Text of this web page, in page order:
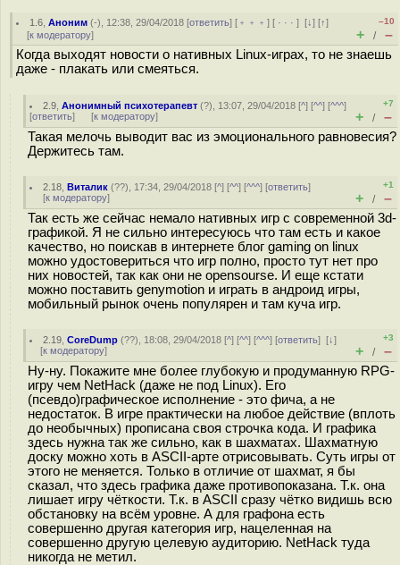
1.6 ,Аноним (-), 12:38, 29/04/2018 [ответить] [ ﹢﹢﹢] [ · · ·][↓] [↑]
[к модератору]
–10
+ / –
Когда выходят новости о нативных Linux-играх, то не знаешь
даже - плакать или смеяться.
2.9 ,Анонимный психотерапевт (?), 13:07, 29/04/2018 [^] [^^] [^^^]
[ответить] [к модератору]
+7
+ / –
Такая мелочь выводит вас из эмоционального равновесия?
Держитесь там.
2.18 ,Виталик (??), 17:34, 29/04/2018 [^] [^^] [^^^] [ответить]
[к модератору]
+1
+ / –
Так есть же сейчас немало нативных игр с современной 3d-
графикой. Я не сильно интересуюсь что там есть и какое
качество, но поискав в интернете блог gaming on linux
можно удостовериться что игр полно, просто тут нет про
них новостей, так как они не opensourse. И еще кстати
можно поставить genymotion и играть в андроид игры,
мобильный рынок очень популярен и там куча игр.
2.19 ,CoreDump (??), 18:08, 29/04/2018 [^] [^^] [^^^] [ответить][↓]
[к модератору]
+3
+ / –
Ну-ну. Покажите мне более глубокую и продуманную RPG-
игру чем NetHack (даже не под Linux). Его
(псевдо)графическое исполнение - это фича, а не
недостаток. В игре практически на любое действие (вплоть
до необычных) прописана своя строчка кода. И графика
здесь нужна так же сильно, как в шахматах. Шахматную
доску можно хоть в ASCII-арте отрисовывать. Суть игры от
этого не меняется. Только в отличие от шахмат, я бы
сказал, что здесь графика даже противопоказана. Т.к. она
лишает игру чёткости. Т.к. в ASCII сразу чётко видишь всю
обстановку на всём уровне. А для графона есть
совершенно другая категория игр, нацеленная на
совершенно другую целевую аудиторию. NetHack туда
никогда не метил.